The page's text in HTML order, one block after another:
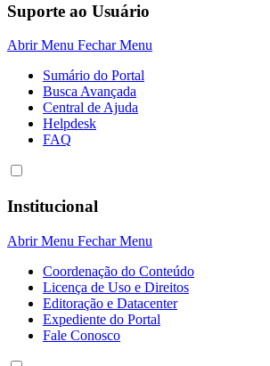
Suporte ao Usuário
Abrir Menu Fechar Menu
Sumário do Portal
Busca Avançada
Central de Ajuda
Helpdesk
FAQ
Institucional
Abrir Menu Fechar Menu
Coordenação do Conteúdo
Licença de Uso e Direitos
Editoração e Datacenter
Expediente do Portal
Fale Conosco